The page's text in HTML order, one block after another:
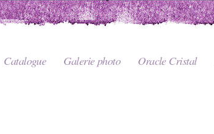
Catalogue Galerie photo Oracle Cristal